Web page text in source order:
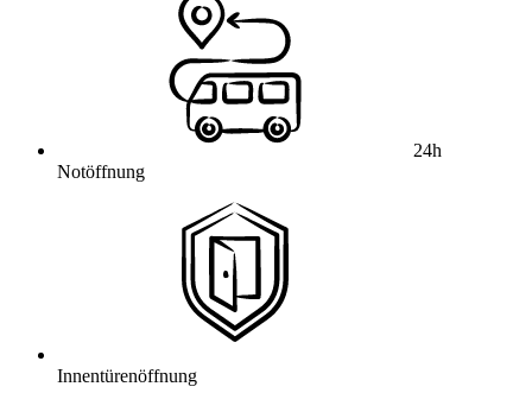
24h
Notöffnung
Innentürenöffnung